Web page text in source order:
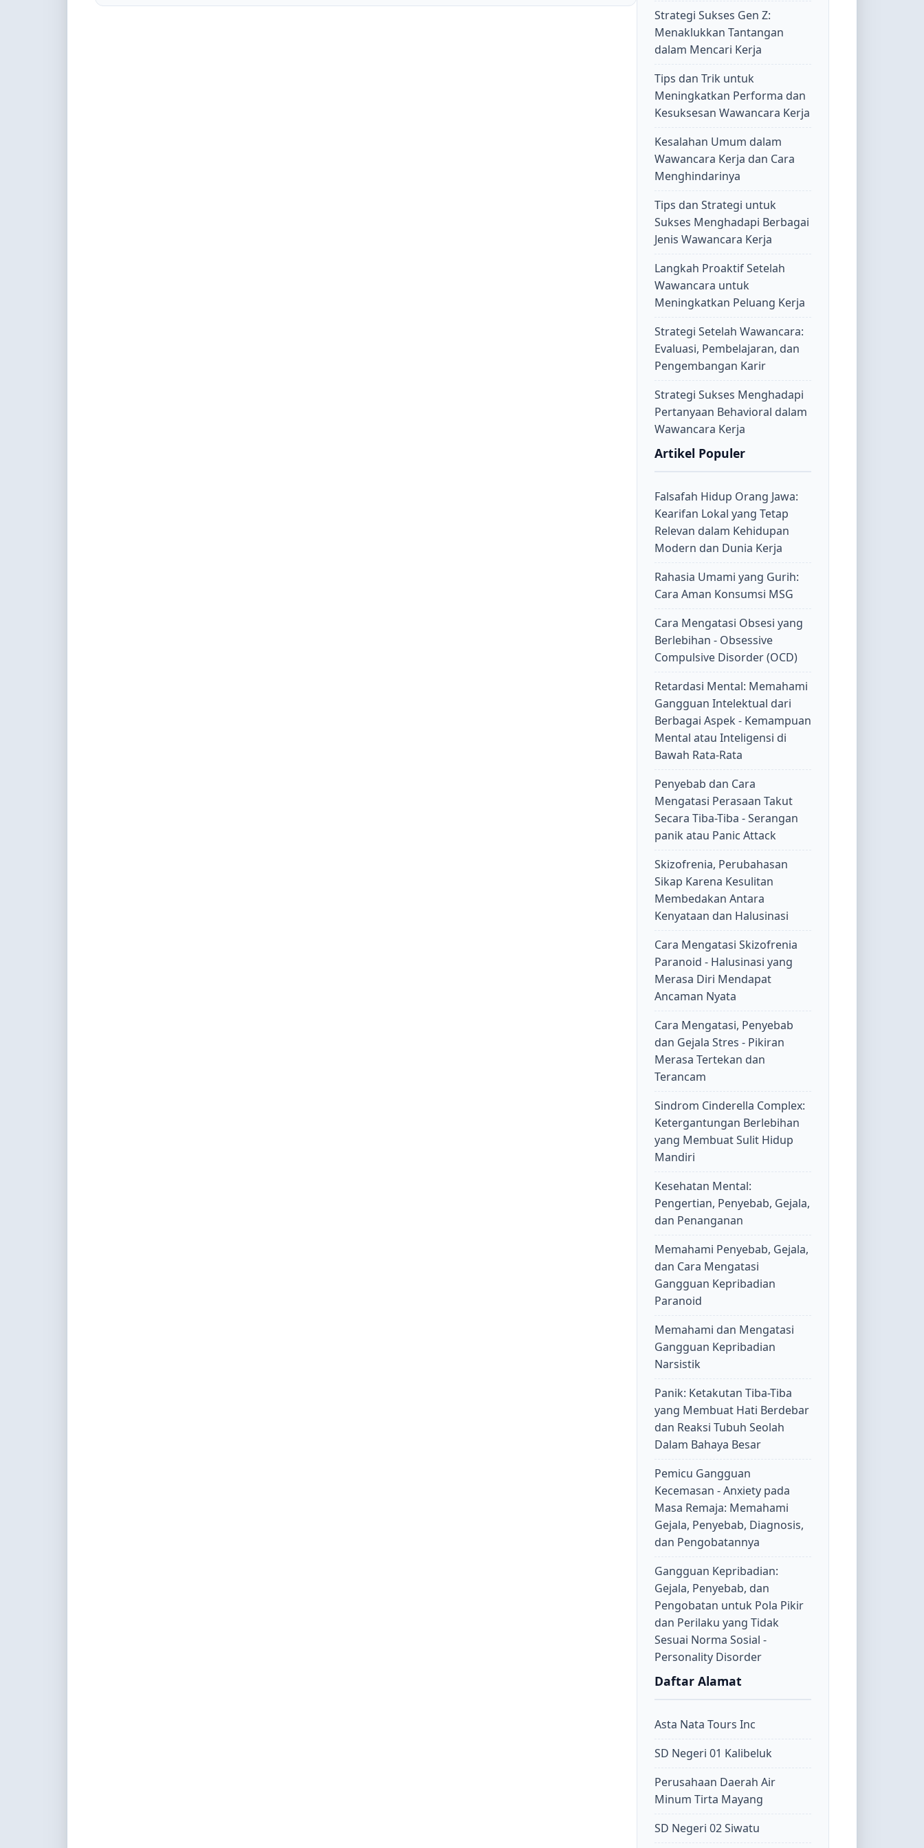
Strategi Sukses Gen Z:
Menaklukkan Tantangan
dalam Mencari Kerja
Tips dan Trik untuk
Meningkatkan Performa dan
Kesuksesan Wawancara Kerja
Kesalahan Umum dalam
Wawancara Kerja dan Cara
Menghindarinya
Tips dan Strategi untuk
Sukses Menghadapi Berbagai
Jenis Wawancara Kerja
Langkah Proaktif Setelah
Wawancara untuk
Meningkatkan Peluang Kerja
Strategi Setelah Wawancara:
Evaluasi, Pembelajaran, dan
Pengembangan Karir
Strategi Sukses Menghadapi
Pertanyaan Behavioral dalam
Wawancara Kerja
Artikel Populer
Falsafah Hidup Orang Jawa:
Kearifan Lokal yang Tetap
Relevan dalam Kehidupan
Modern dan Dunia Kerja
Rahasia Umami yang Gurih:
Cara Aman Konsumsi MSG
Cara Mengatasi Obsesi yang
Berlebihan - Obsessive
Compulsive Disorder (OCD)
Retardasi Mental: Memahami
Gangguan Intelektual dari
Berbagai Aspek - Kemampuan
Mental atau Inteligensi di
Bawah Rata-Rata
Penyebab dan Cara
Mengatasi Perasaan Takut
Secara Tiba-Tiba - Serangan
panik atau Panic Attack
Skizofrenia, Perubahasan
Sikap Karena Kesulitan
Membedakan Antara
Kenyataan dan Halusinasi
Cara Mengatasi Skizofrenia
Paranoid - Halusinasi yang
Merasa Diri Mendapat
Ancaman Nyata
Cara Mengatasi, Penyebab
dan Gejala Stres - Pikiran
Merasa Tertekan dan
Terancam
Sindrom Cinderella Complex:
Ketergantungan Berlebihan
yang Membuat Sulit Hidup
Mandiri
Kesehatan Mental:
Pengertian, Penyebab, Gejala,
dan Penanganan
Memahami Penyebab, Gejala,
dan Cara Mengatasi
Gangguan Kepribadian
Paranoid
Memahami dan Mengatasi
Gangguan Kepribadian
Narsistik
Panik: Ketakutan Tiba-Tiba
yang Membuat Hati Berdebar
dan Reaksi Tubuh Seolah
Dalam Bahaya Besar
Pemicu Gangguan
Kecemasan - Anxiety pada
Masa Remaja: Memahami
Gejala, Penyebab, Diagnosis,
dan Pengobatannya
Gangguan Kepribadian:
Gejala, Penyebab, dan
Pengobatan untuk Pola Pikir
dan Perilaku yang Tidak
Sesuai Norma Sosial -
Personality Disorder
Daftar Alamat
Asta Nata Tours Inc
SD Negeri 01 Kalibeluk
Perusahaan Daerah Air
Minum Tirta Mayang
SD Negeri 02 Siwatu